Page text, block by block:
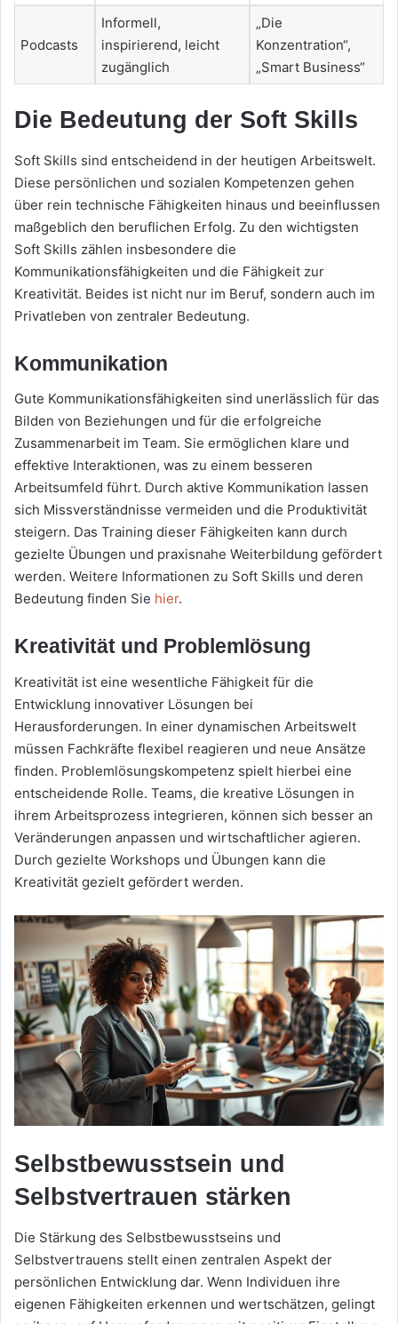
Podcasts
Informell,
inspirierend, leicht
zugänglich
„Die
Konzentration“,
„Smart Business“
Die Bedeutung der Soft Skills
Soft Skills sind entscheidend in der heutigen Arbeitswelt.
Diese persönlichen und sozialen Kompetenzen gehen
über rein technische Fähigkeiten hinaus und beeinflussen
maßgeblich den beruflichen Erfolg. Zu den wichtigsten
Soft Skills zählen insbesondere die
Kommunikationsfähigkeiten und die Fähigkeit zur
Kreativität. Beides ist nicht nur im Beruf, sondern auch im
Privatleben von zentraler Bedeutung.
Kommunikation
Gute Kommunikationsfähigkeiten sind unerlässlich für das
Bilden von Beziehungen und für die erfolgreiche
Zusammenarbeit im Team. Sie ermöglichen klare und
effektive Interaktionen, was zu einem besseren
Arbeitsumfeld führt. Durch aktive Kommunikation lassen
sich Missverständnisse vermeiden und die Produktivität
steigern. Das Training dieser Fähigkeiten kann durch
gezielte Übungen und praxisnahe Weiterbildung gefördert
werden. Weitere Informationen zu Soft Skills und deren
Bedeutung finden Sie hier.
Kreativität und Problemlösung
Kreativität ist eine wesentliche Fähigkeit für die
Entwicklung innovativer Lösungen bei
Herausforderungen. In einer dynamischen Arbeitswelt
müssen Fachkräfte flexibel reagieren und neue Ansätze
finden. Problemlösungskompetenz spielt hierbei eine
entscheidende Rolle. Teams, die kreative Lösungen in
ihrem Arbeitsprozess integrieren, können sich besser an
Veränderungen anpassen und wirtschaftlicher agieren.
Durch gezielte Workshops und Übungen kann die
Kreativität gezielt gefördert werden.
Selbstbewusstsein und
Selbstvertrauen stärken
Die Stärkung des Selbstbewusstseins und
Selbstvertrauens stellt einen zentralen Aspekt der
persönlichen Entwicklung dar. Wenn Individuen ihre
eigenen Fähigkeiten erkennen und wertschätzen, gelingt